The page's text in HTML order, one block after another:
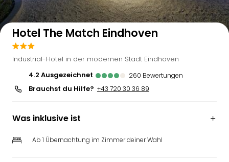
Auf der Karte anzeigen
Hotel The Match Eindhoven
Industrial-Hotel in der modernen Stadt Eindhoven
4.2
ausgezeichnet 260 Bewertungen
Brauchst du Hilfe? +43 720 30 36 89
Was inklusive ist
Ab 1 Übernachtung im Zimmer deiner Wahl